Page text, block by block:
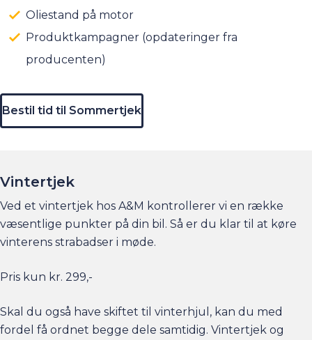
Oliestand på motor
Produktkampagner (opdateringer fra
producenten)
Bestil tid til Sommertjek
Vintertjek
Ved et vintertjek hos A&M kontrollerer vi en række
væsentlige punkter på din bil. Så er du klar til at køre
vinterens strabadser i møde.
Pris kun kr. 299,-
Skal du også have skiftet til vinterhjul, kan du med
fordel få ordnet begge dele samtidig. Vintertjek og